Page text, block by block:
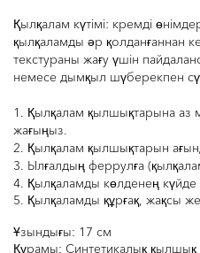
Қылқалам күтімі: кремді
қылқаламды әр қолданғаннан
текстураны жағу үшін
немесе дымқыл шүберекпен
1. Қылқалам қылшықтарына аз
жағыңыз.
2. Қылқалам қылшықтарын
3. Ылғалдың феррулға (
4. Қылқаламды көлденең күйде
5. Қылқаламды құрғақ, жақсы
Ұзындығы: 17 см
Құрамы: Синтетикалық қылшық